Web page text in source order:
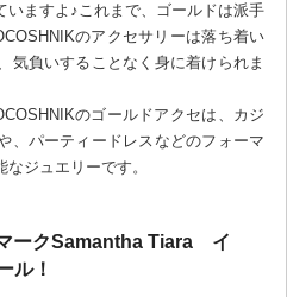
いますよ♪これまで、ゴールドは派手
のアクセサリーは落ち着い
気負いすることなく身に着けられま
のゴールドアクセは、カジ
、パーティードレスなどのフォーマ
ジュエリーです。
ークSamantha Tiara イ
ル！